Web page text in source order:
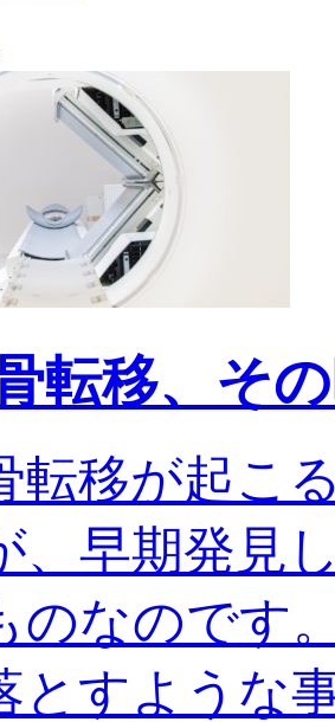
転移、そ
転移が起こ
、早期発見
のなのです
とすような